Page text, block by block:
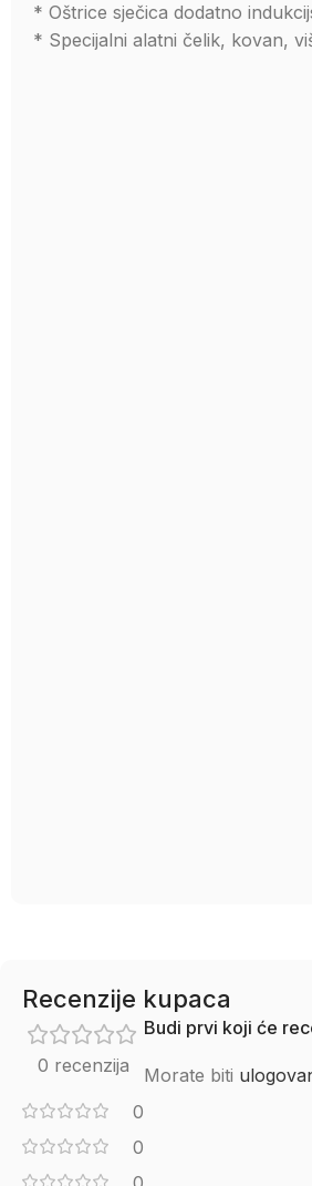
* Oštrice sječica dodatno
* Specijalni alatni čelik, kovan,
Recenzije kupaca
0 recenzija
0
0
Budi prvi koji će
Morate biti